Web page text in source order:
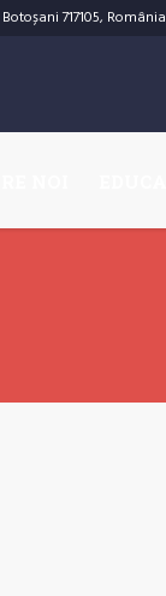
717105, România